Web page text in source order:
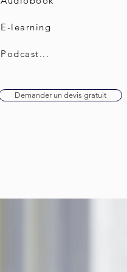
E-learning
Podcast...
Demander un devis gratuit